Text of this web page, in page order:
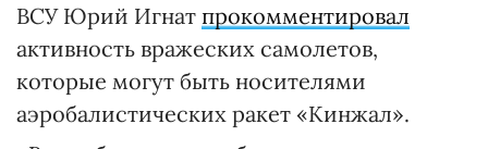
ВСУ Юрий Игнат прокомментировал
активность вражеских самолетов,
которые могут быть носителями
аэробалистических ракет «Кинжал».